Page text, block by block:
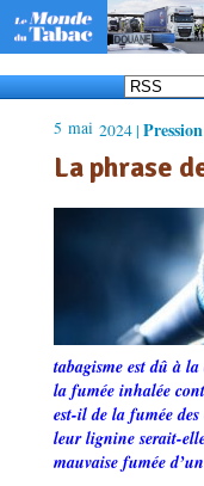
5 mai 2024 |
La phrase
tabagisme est dû à
la fumée inhalée
est-il de la fumée
leur lignine serait-
mauvaise fumée d’